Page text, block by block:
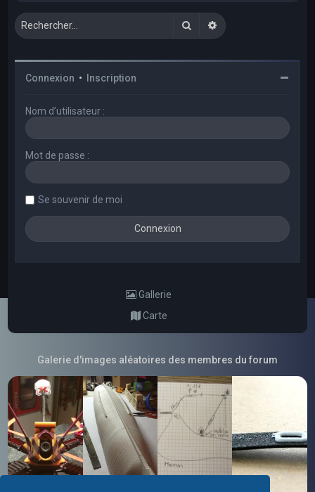
RechercherRecherche avancée
Connexion • Inscription
Nom d’utilisateur :
Mot de passe :
Se souvenir de moi
Gallerie
Carte
Galerie d'images aléatoires des membres du forum